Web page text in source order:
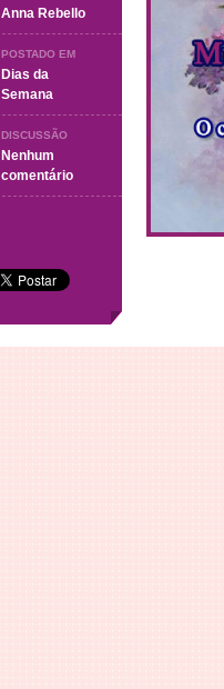
Anna Rebello
POSTADO EM
Dias da
Semana
DISCUSSÃO
Nenhum
comentárioem
Sábado